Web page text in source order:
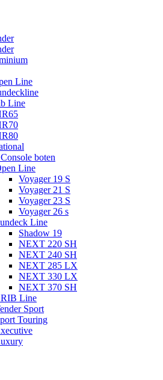
Line
Line
boten
Line
Voyager 19 S
Voyager 21 S
Voyager 23 S
Voyager 26 s
Line
Shadow 19
NEXT 220 SH
NEXT 240 SH
NEXT 285 LX
NEXT 330 LX
NEXT 370 SH
Line
Sport
Touring